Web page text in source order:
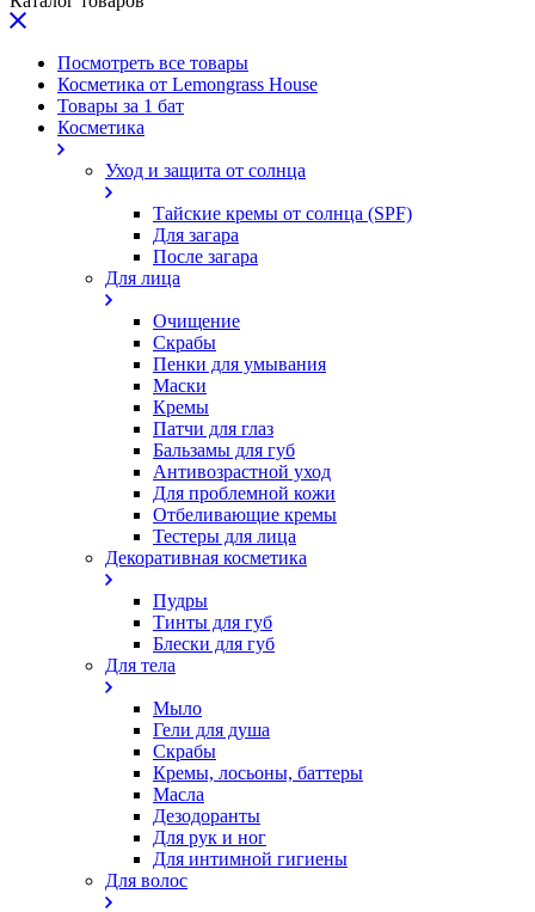
Посмотреть все товары
Косметика от Lemongrass House
Товары за 1 бат
Косметика
Уход и защита от солнца
Тайские кремы от солнца (SPF)
Для загара
После загара
Для лица
Очищение
Скрабы
Пенки для умывания
Маски
Кремы
Патчи для глаз
Бальзамы для губ
Антивозрастной уход
Для проблемной кожи
Oтбеливающие кремы
Тестеры для лица
Декоративная косметика
Пудры
Тинты для губ
Блески для губ
Для тела
Мыло
Гели для душа
Скрабы
Кремы, лосьоны, баттеры
Масла
Дезодоранты
Для рук и ног
Для интимной гигиены
Для волос